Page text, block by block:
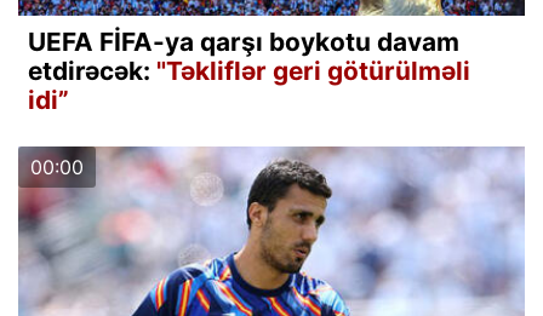
UEFA FİFA-ya qarşı boykotu davam
etdirəcək: "Təkliflər geri götürülməli
idi”
00:00